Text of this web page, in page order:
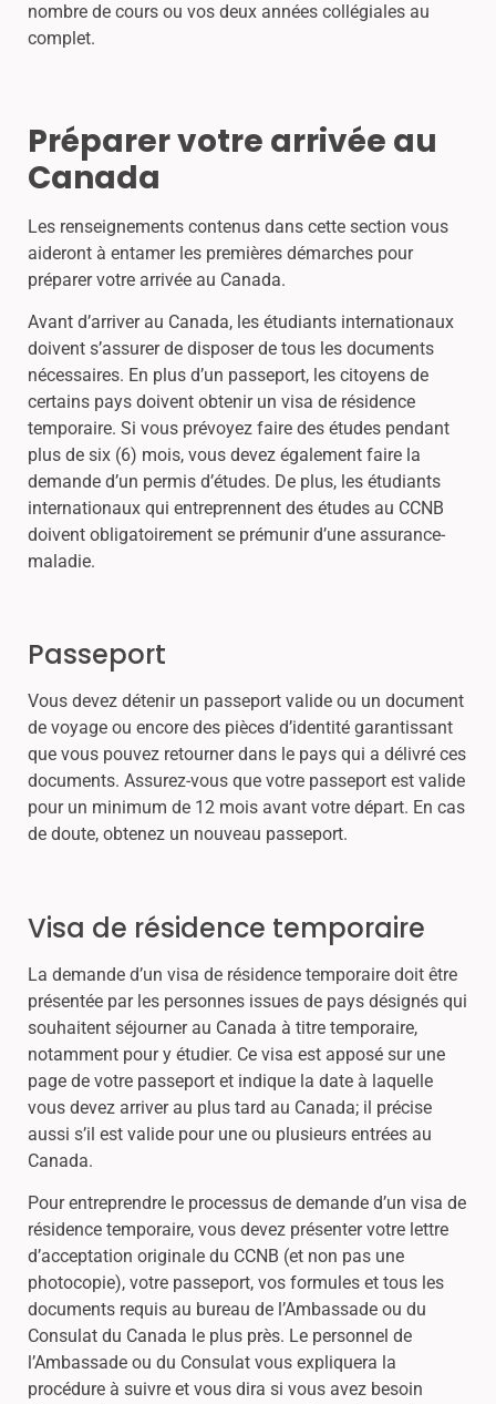
nombre de cours ou vos deux années collégiales au
complet.
Préparer votre arrivée au
Canada
Les renseignements contenus dans cette section vous
aideront à entamer les premières démarches pour
préparer votre arrivée au Canada.
Avant d’arriver au Canada, les étudiants internationaux
doivent s’assurer de disposer de tous les documents
nécessaires. En plus d’un passeport, les citoyens de
certains pays doivent obtenir un visa de résidence
temporaire. Si vous prévoyez faire des études pendant
plus de six (6) mois, vous devez également faire la
demande d’un permis d’études. De plus, les étudiants
internationaux qui entreprennent des études au CCNB
doivent obligatoirement se prémunir d’une assurance-
maladie.
Passeport
Vous devez détenir un passeport valide ou un document
de voyage ou encore des pièces d’identité garantissant
que vous pouvez retourner dans le pays qui a délivré ces
documents. Assurez-vous que votre passeport est valide
pour un minimum de 12 mois avant votre départ. En cas
de doute, obtenez un nouveau passeport.
Visa de résidence temporaire
La demande d’un visa de résidence temporaire doit être
présentée par les personnes issues de pays désignés qui
souhaitent séjourner au Canada à titre temporaire,
notamment pour y étudier. Ce visa est apposé sur une
page de votre passeport et indique la date à laquelle
vous devez arriver au plus tard au Canada; il précise
aussi s’il est valide pour une ou plusieurs entrées au
Canada.
Pour entreprendre le processus de demande d’un visa de
résidence temporaire, vous devez présenter votre lettre
d’acceptation originale du CCNB (et non pas une
photocopie), votre passeport, vos formules et tous les
documents requis au bureau de l’Ambassade ou du
Consulat du Canada le plus près. Le personnel de
l’Ambassade ou du Consulat vous expliquera la
procédure à suivre et vous dira si vous avez besoin